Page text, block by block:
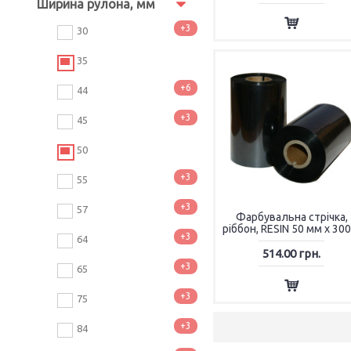
Ширина рулона, мм
30 +3
35
44 +6
45 +3
50
55 +3
57 +3
64 +3
65 +3
75 +3
84 +3
Фарбувальна стрічка,
ріббон, RESIN 50 мм х
514.00 грн.